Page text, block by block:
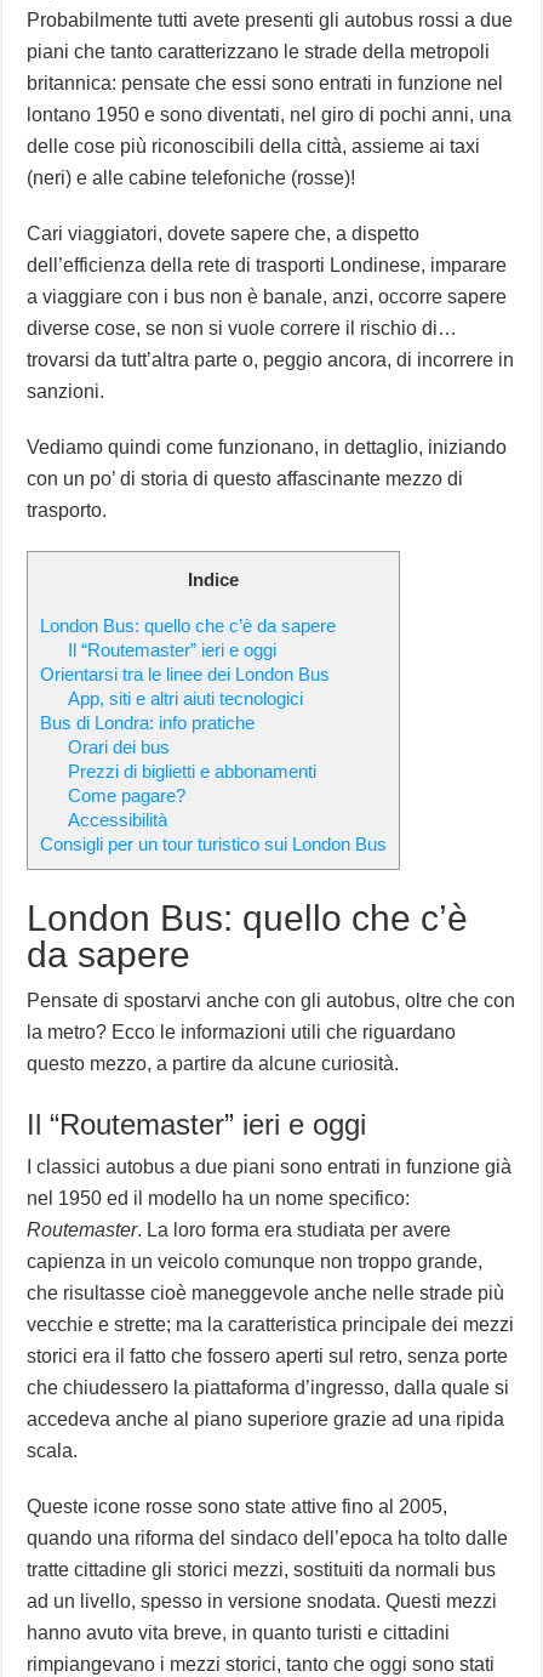
Probabilmente tutti avete presenti gli autobus rossi a due
piani che tanto caratterizzano le strade della metropoli
britannica: pensate che essi sono entrati in funzione nel
lontano 1950 e sono diventati, nel giro di pochi anni, una
delle cose più riconoscibili della città, assieme ai taxi
(neri) e alle cabine telefoniche (rosse)!
Cari viaggiatori, dovete sapere che, a dispetto
dell’efficienza della rete di trasporti Londinese, imparare
a viaggiare con i bus non è banale, anzi, occorre sapere
diverse cose, se non si vuole correre il rischio di…
trovarsi da tutt’altra parte o, peggio ancora, di incorrere in
sanzioni.
Vediamo quindi come funzionano, in dettaglio, iniziando
con un po’ di storia di questo affascinante mezzo di
trasporto.
Indice
London Bus: quello che c’è da sapere
Il “Routemaster” ieri e oggi
Orientarsi tra le linee dei London Bus
App, siti e altri aiuti tecnologici
Bus di Londra: info pratiche
Orari dei bus
Prezzi di biglietti e abbonamenti
Come pagare?
Accessibilità
Consigli per un tour turistico sui London Bus
London Bus: quello che c’è
da sapere
Pensate di spostarvi anche con gli autobus, oltre che con
la metro? Ecco le informazioni utili che riguardano
questo mezzo, a partire da alcune curiosità.
Il “Routemaster” ieri e oggi
I classici autobus a due piani sono entrati in funzione già
nel 1950 ed il modello ha un nome specifico:
Routemaster. La loro forma era studiata per avere
capienza in un veicolo comunque non troppo grande,
che risultasse cioè maneggevole anche nelle strade più
vecchie e strette; ma la caratteristica principale dei mezzi
storici era il fatto che fossero aperti sul retro, senza porte
che chiudessero la piattaforma d’ingresso, dalla quale si
accedeva anche al piano superiore grazie ad una ripida
scala.
Queste icone rosse sono state attive fino al 2005,
quando una riforma del sindaco dell’epoca ha tolto dalle
tratte cittadine gli storici mezzi, sostituiti da normali bus
ad un livello, spesso in versione snodata. Questi mezzi
hanno avuto vita breve, in quanto turisti e cittadini
rimpiangevano i mezzi storici, tanto che oggi sono stati